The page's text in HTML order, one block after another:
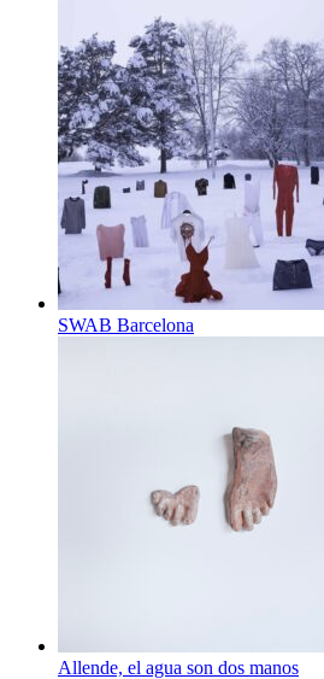
SWAB Barcelona
Allende, el agua son dos manos